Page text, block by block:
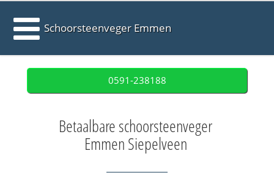
Schoorsteenveger Emmen
0591-238188
Betaalbare schoorsteenveger
Emmen Siepelveen